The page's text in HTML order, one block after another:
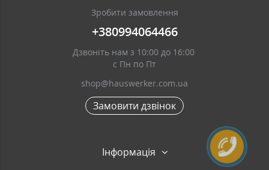
Зробити замовлення
+380994064466
Дзвоніть нам з 10:00 до 16:00
с Пн по Пт
shop@hauswerker.com.ua
Замовити дзвінок
Інформація